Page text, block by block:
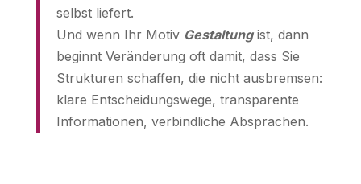
selbst liefert.
Und wenn Ihr Motiv Gestaltungist, dann
beginnt Veränderung oft damit, dass Sie
Strukturen schaffen, die nicht ausbremsen:
klare Entscheidungswege, transparente
Informationen, verbindliche Absprachen.